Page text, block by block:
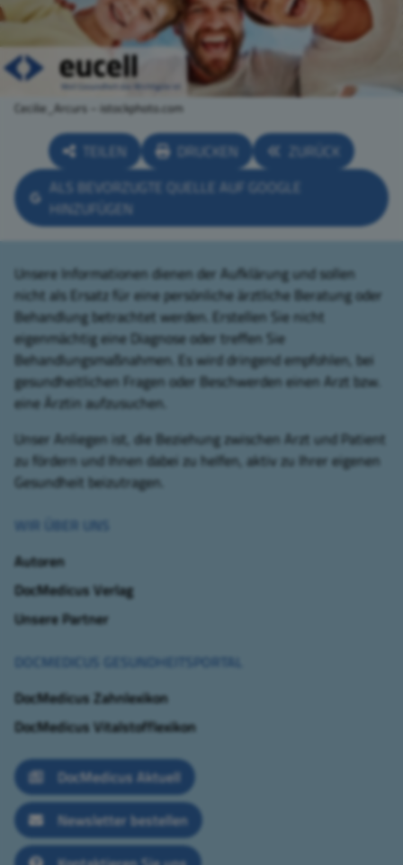
Cecilie_Arcurs – istockphoto.com
TEILEN DRUCKEN
ZURÜCK
ALS BEVORZUGTE QUELLE AUF GOOGLE
HINZUFÜGEN
Unsere Informationen dienen der Aufklärung und sollen
nicht als Ersatz für eine persönliche ärztliche Beratung oder
Behandlung betrachtet werden. Erstellen Sie nicht
eigenmächtig eine Diagnose oder treffen Sie
Behandlungsmaßnahmen. Es wird dringend empfohlen, bei
gesundheitlichen Fragen oder Beschwerden einen Arzt bzw.
eine Ärztin aufzusuchen.
Unser Anliegen ist, die Beziehung zwischen Arzt und Patient
zu fördern und Ihnen dabei zu helfen, aktiv zu Ihrer eigenen
Gesundheit beizutragen.
WIR ÜBER UNS
Autoren
DocMedicus Verlag
Unsere Partner
DOCMEDICUS GESUNDHEITSPORTAL
DocMedicus Zahnlexikon
DocMedicus Vitalstofflexikon
DocMedicus Aktuell
Newsletter bestellen